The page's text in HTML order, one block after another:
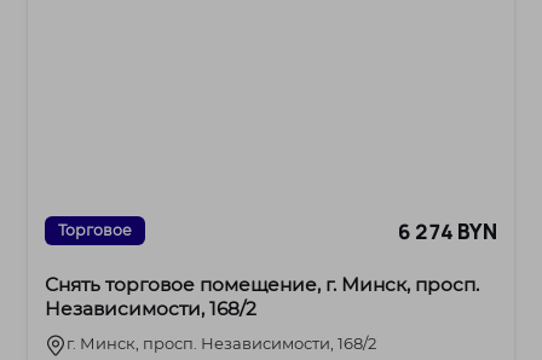
Торговое 6 274 BYN
Снять торговое помещение, г. Минск, просп.
Независимости, 168/2
г. Минск, просп. Независимости, 168/2